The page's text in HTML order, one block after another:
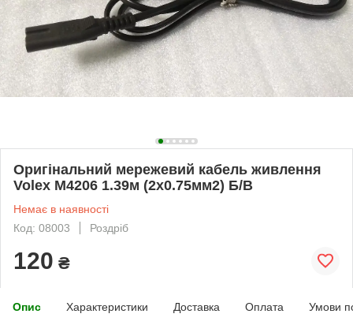
Оригінальний мережевий кабель живлення
Volex M4206 1.39м (2x0.75мм2) Б/В
Немає в наявності
Код: 08003
Роздріб
120 ₴
Опис Характеристики Доставка Оплата Умови